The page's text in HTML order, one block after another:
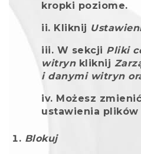
kropki poziome.
Kliknij
W sekcji Pliki
witrynkliknij
i danymi witryn
Możesz
ustawienia plików
Blokuj